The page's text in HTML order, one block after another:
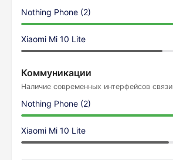
Nothing Phone (2)
Xiaomi Mi 10 Lite
Коммуникации
Наличие современных интерфейсов связи
Nothing Phone (2)
Xiaomi Mi 10 Lite